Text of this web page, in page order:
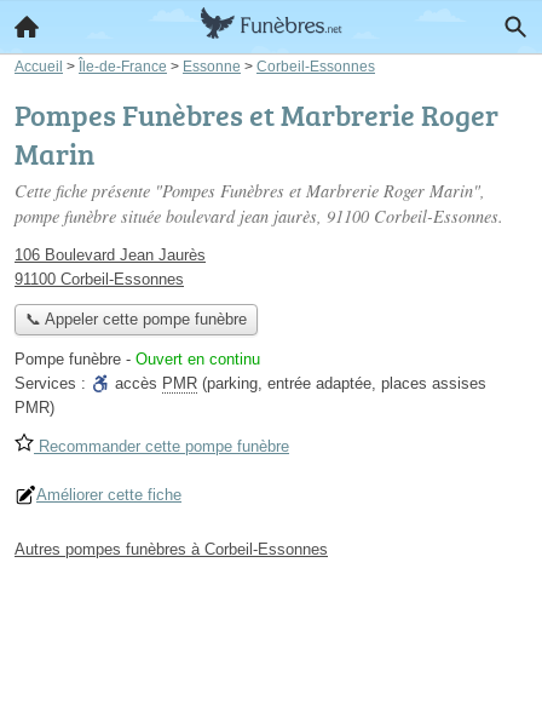
Accueil > Île-de-France > Essonne > Corbeil-Essonnes
Pompes Funèbres et Marbrerie Roger
Marin
Cette fiche présente "Pompes Funèbres et Marbrerie Roger Marin",
pompe funèbre située boulevard jean jaurès, 91100 Corbeil-Essonnes.
106 Boulevard Jean Jaurès
91100 Corbeil-Essonnes
📞 Appeler cette pompe funèbre
Pompe funèbre - Ouvert en continu
Services :
accès PMR (parking, entrée adaptée, places assises
PMR)
Recommander cette pompe funèbre
Améliorer cette fiche
Autres pompes funèbres à Corbeil-Essonnes